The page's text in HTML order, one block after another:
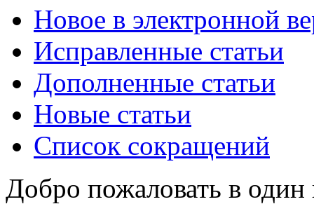
Новое в электронной
Исправленные статьи
Дополненные статьи
Новые статьи
Список сокращений
Добро пожаловать в